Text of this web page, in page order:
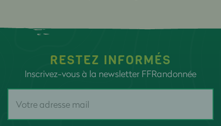
RESTEZ INFORMÉS
Inscrivez-vous à la newsletter FFRandonnée